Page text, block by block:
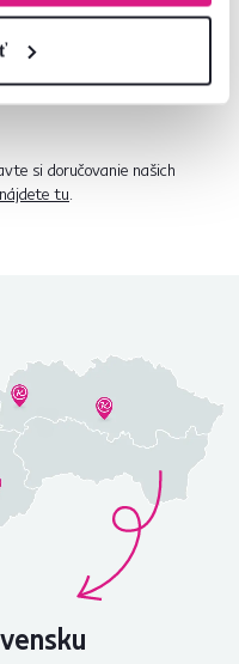
si doručovanie našich
tu.